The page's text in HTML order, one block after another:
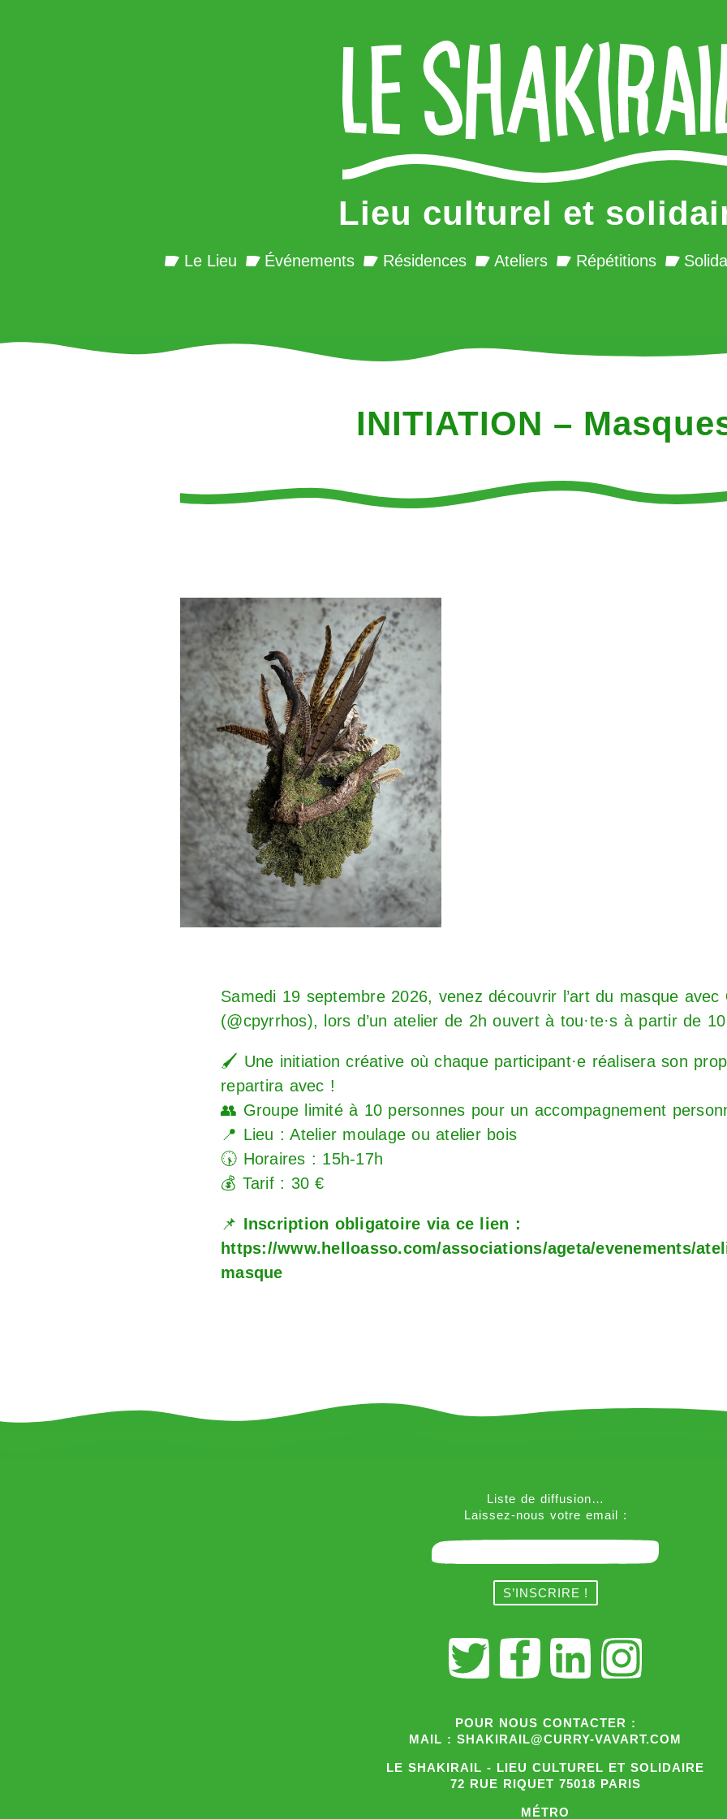
Lieu culturel et
Le Lieu Événements Résidences Ateliers Répétitions
INITIATION –
Samedi 19 septembre 2026, venez découvrir l’art du masque avec
(@cpyrrhos), lors d’un atelier de 2h ouvert à tou·te·s à partir de
🖌️ Une initiation créative où chaque participant·e réalisera son
repartira avec !
👥 Groupe limité à 10 personnes pour un accompagnement
📍 Lieu : Atelier moulage ou atelier bois
🕠 Horaires : 15h-17h
💰 Tarif : 30 €
📌 Inscription obligatoire via ce lien :
https://www.helloasso.com/associations/ageta/evenements/
masque
Liste de diffusion…
Laissez-nous votre email :
POUR NOUS CONTACTER :
MAIL : SHAKIRAIL@CURRY-VAVART.COM
LE SHAKIRAIL - LIEU CULTUREL ET SOLIDAIRE
72 RUE RIQUET 75018 PARIS
MÉTRO